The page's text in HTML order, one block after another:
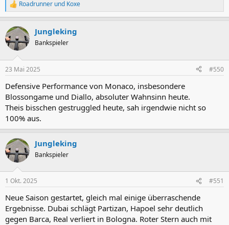
R
e
k
t
i
e
:
Roadrunner und Koxe
Jungleking
Bankspieler
23 Mai 2025 #550
Defensive Performance von Monaco, insbesondere
Blossongame und Diallo, absoluter Wahnsinn heute.
Theis bisschen gestruggled heute, sah irgendwie nicht so
100% aus.
Jungleking
Bankspieler
1 Okt. 2025 #551
Neue Saison gestartet, gleich mal einige überraschende
Ergebnisse. Dubai schlägt Partizan, Hapoel sehr deutlich
gegen Barca, Real verliert in Bologna. Roter Stern auch mit